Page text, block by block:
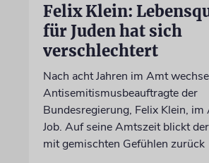
Felix Klein:
für Juden hat sich
verschlechtert
Nach acht Jahren im Amt
Antisemitismusbeauftragte der
Bundesregierung, Felix Klein, im
Job. Auf seine Amtszeit blickt
mit gemischten Gefühlen zurück